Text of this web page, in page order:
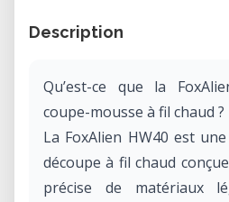
Description
Qu’est-ce que la
coupe-mousse à fil chaud ?
La FoxAlien HW40 est
découpe à fil chaud
précise de matériaux